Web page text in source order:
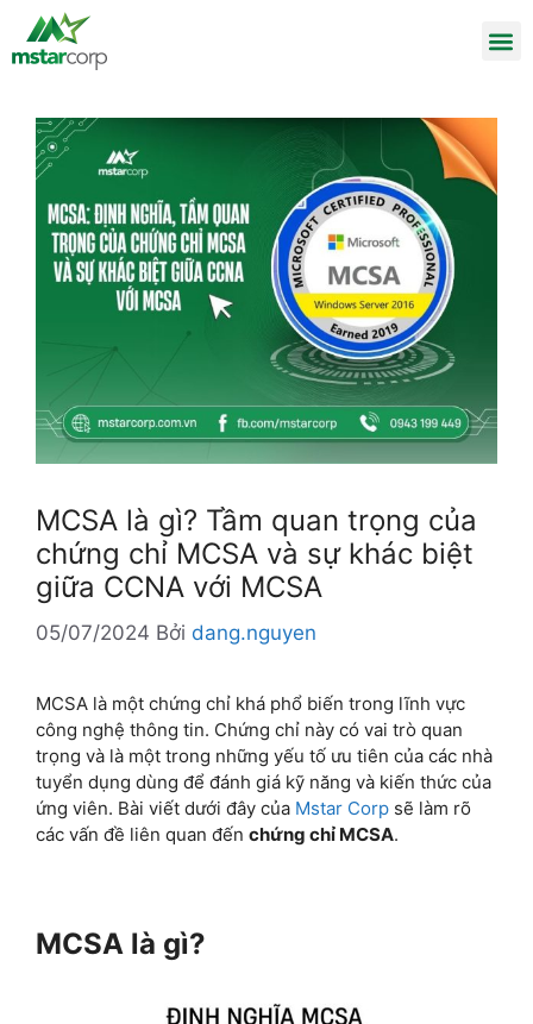
MCSA là gì? Tầm quan trọng của
chứng chỉ MCSA và sự khác biệt
giữa CCNA với MCSA
05/07/2024 Bởi dang.nguyen
MCSA là một chứng chỉ khá phổ biến trong lĩnh vực
công nghệ thông tin. Chứng chỉ này có vai trò quan
trọng và là một trong những yếu tố ưu tiên của các nhà
tuyển dụng dùng để đánh giá kỹ năng và kiến thức của
ứng viên. Bài viết dưới đây của Mstar Corp sẽ làm rõ
các vấn đề liên quan đến chứng chỉ MCSA.
MCSA là gì?